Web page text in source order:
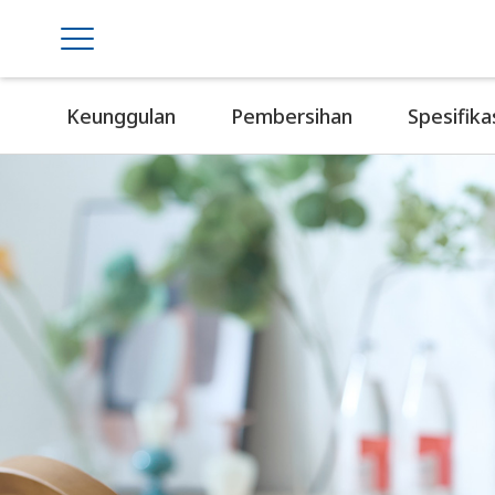
Keunggulan Pembersihan